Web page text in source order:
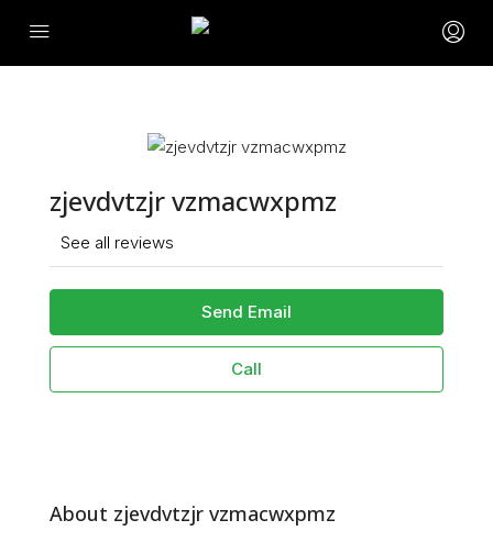
zjevdvtzjr vzmacwxpmz
See all reviews
Send Email
Call
About zjevdvtzjr vzmacwxpmz